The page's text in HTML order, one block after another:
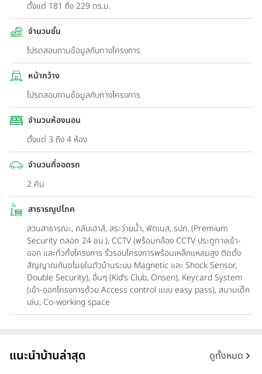
ตั้งแต่ 181 ถึง 229 ตร.ม.
จำนวนชั้น
โปรดสอบถามข้อมูลกับทางโครงการ
หน้ากว้าง
โปรดสอบถามข้อมูลกับทางโครงการ
จำนวนห้องนอน
ตั้งแต่ 3 ถึง 4 ห้อง
จำนวนที่จอดรถ
2 คัน
สาธารณูปโภค
สวนสาธารณะ, คลับเฮาส์, สระว่ายน้ำ, ฟิตเนส, รปภ. (Premium
Security ตลอด 24 ชม.), CCTV (พร้อมกล้อง CCTV ประตูทางเข้า-
ออก และทั่วทั้งโครงการ รั้วรอบโครงการพร้อมเหล็กแหลมสูง ติดตั้ง
สัญญาณกันขโมยในตัวบ้านระบบ Magnetic และ Shock Sensor,
Double Security), อื่นๆ (Kid’s Club, Onsen), Keycard System
(เข้า-ออกโครงการด้วย Access control แบบ easy pass), สนามเด็ก
เล่น, Co-working space
แนะนำบ้านล่าสุด ดูทั้งหมด